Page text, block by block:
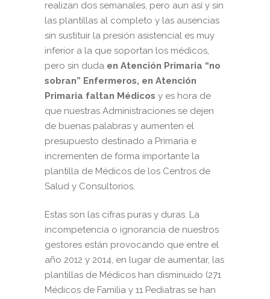
realizan dos semanales, pero aun así y sin
las plantillas al completo y las ausencias
sin sustituir la presión asistencial es muy
inferior a la que soportan los médicos,
pero sin duda en Atención Primaria “no
sobran” Enfermeros, en Atención
Primaria faltan Médicos y es hora de
que nuestras Administraciones se dejen
de buenas palabras y aumenten el
presupuesto destinado a Primaria e
incrementen de forma importante la
plantilla de Médicos de los Centros de
Salud y Consultorios.
Estas son las cifras puras y duras. La
incompetencia o ignorancia de nuestros
gestores están provocando que entre el
año 2012 y 2014, en lugar de aumentar, las
plantillas de Médicos han disminuido (271
Médicos de Familia y 11 Pediatras se han